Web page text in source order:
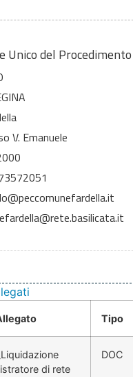
Unico del Procedimento
V. Emanuele
Tipo
di rete
DOC